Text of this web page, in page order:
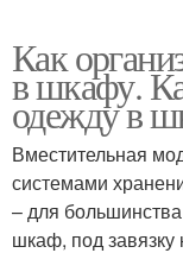
Как
в шкафу.
одежду в
Вместительная
системами
– для
шкаф, под